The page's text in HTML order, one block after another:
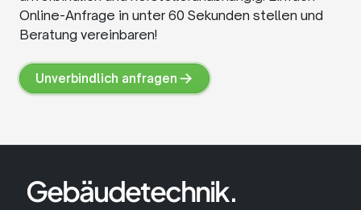
Online-Anfrage in unter 60 Sekunden stellen und
Beratung vereinbaren!
Unverbindlich anfragen
Unverbindlich
Gebäudetechnik.